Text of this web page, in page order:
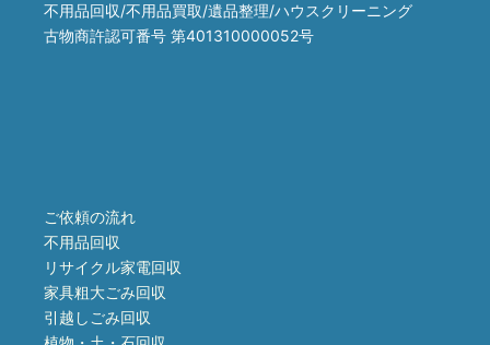
不用品回収/不用品買取/遺品整理/ハウスクリーニング
古物商許認可番号 第401310000052号
ご依頼の流れ
不用品回収
リサイクル家電回収
家具粗大ごみ回収
引越しごみ回収